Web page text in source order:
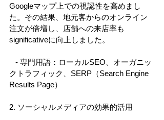
Googleマップ上での視認性を高めまし
た。その結果、地元客からのオンライン
注文が倍増し、店舗への来店率も
significativeに向上しました。
- 専門用語：ローカルSEO、オーガニッ
クトラフィック、SERP（Search Engine
Results Page）
2. ソーシャルメディアの効果的活用